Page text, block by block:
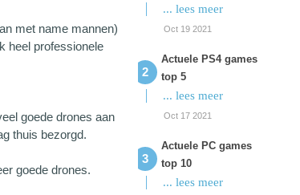
met name mannen)
heel professionele
goede drones aan
thuis bezorgd.
goede drones.
... lees meer
Oct 19 2021
Actuele PS4 games
top 5
... lees meer
Oct 17 2021
Actuele PC games
top 10
... lees meer